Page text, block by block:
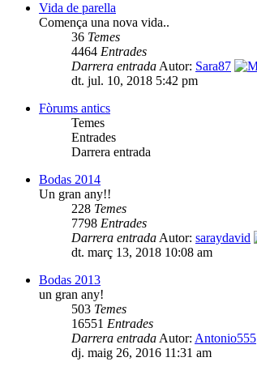
Vida de parella
Comença una nova vida..
36 Temes
4464 Entrades
Darrera entrada Autor: Sara87
dt. jul. 10, 2018 5:42 pm
Fòrums antics
Temes
Entrades
Darrera entrada
Bodas 2014
Un gran any!!
228 Temes
7798 Entrades
Darrera entrada Autor: saraydavid
dt. març 13, 2018 10:08 am
Bodas 2013
un gran any!
503 Temes
16551 Entrades
Darrera entrada Autor: Antonio555
dj. maig 26, 2016 11:31 am